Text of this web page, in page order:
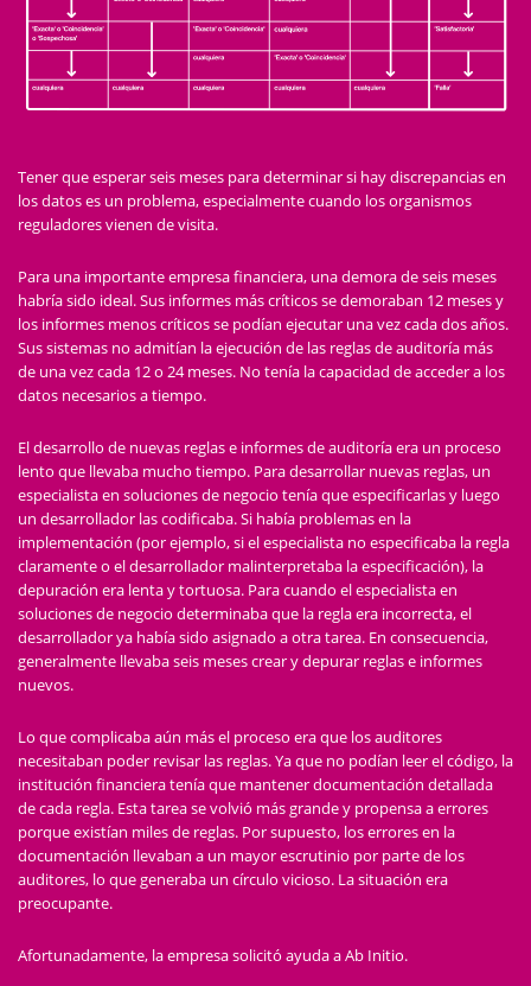
Tener que esperar seis meses para determinar si hay discrepancias en
los datos es un problema, especialmente cuando los organismos
reguladores vienen de visita.
Para una importante empresa financiera, una demora de seis meses
habría sido ideal. Sus informes más críticos se demoraban 12 meses y
los informes menos críticos se podían ejecutar una vez cada dos años.
Sus sistemas no admitían la ejecución de las reglas de auditoría más
de una vez cada 12 o 24 meses. No tenía la capacidad de acceder a los
datos necesarios a tiempo.
El desarrollo de nuevas reglas e informes de auditoría era un proceso
lento que llevaba mucho tiempo. Para desarrollar nuevas reglas, un
especialista en soluciones de negocio tenía que especificarlas y luego
un desarrollador las codificaba. Si había problemas en la
implementación (por ejemplo, si el especialista no especificaba la regla
claramente o el desarrollador malinterpretaba la especificación), la
depuración era lenta y tortuosa. Para cuando el especialista en
soluciones de negocio determinaba que la regla era incorrecta, el
desarrollador ya había sido asignado a otra tarea. En consecuencia,
generalmente llevaba seis meses crear y depurar reglas e informes
nuevos.
Lo que complicaba aún más el proceso era que los auditores
necesitaban poder revisar las reglas. Ya que no podían leer el código, la
institución financiera tenía que mantener documentación detallada
de cada regla. Esta tarea se volvió más grande y propensa a errores
porque existían miles de reglas. Por supuesto, los errores en la
documentación llevaban a un mayor escrutinio por parte de los
auditores, lo que generaba un círculo vicioso. La situación era
preocupante.
Afortunadamente, la empresa solicitó ayuda a Ab Initio.